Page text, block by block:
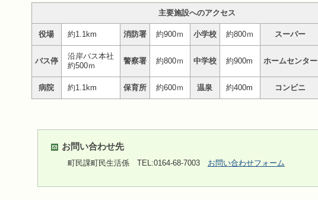
主要施設へのアクセス
役場 約1.1km 消防署 約900ｍ 小学校 約800ｍ スーパー
バス停
沿岸バス本社
約500ｍ
警察署 約800ｍ 中学校 約900m ホームセンター
病院 約1.1km 保育所 約600ｍ 温泉 約400m コンビニ
お問い合わせ先
町民課町民生活係TEL:0164-68-7003 お問い合わせフォーム